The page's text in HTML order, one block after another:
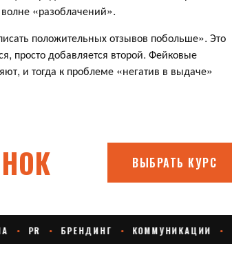
«разоблачений».
положительных отзывов побольше». Это
просто добавляется второй. Фейковые
и тогда к проблеме «негатив в выдаче»